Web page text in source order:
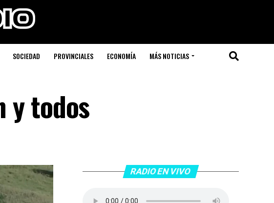
SOCIEDAD PROVINCIALES ECONOMÍA MÁS NOTICIAS
y todos
RADIO EN VIVO